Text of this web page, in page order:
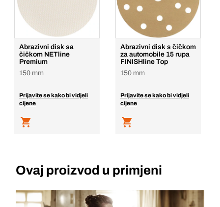
Abrazivni disk sa
čičkom NETline
Premium
150 mm
Prijavite se kako bi vidjeli
cijene
Abrazivni disk s čičkom
za automobile 15 rupa
FINISHline Top
150 mm
Prijavite se kako bi vidjeli
cijene
Ovaj proizvod u primjeni